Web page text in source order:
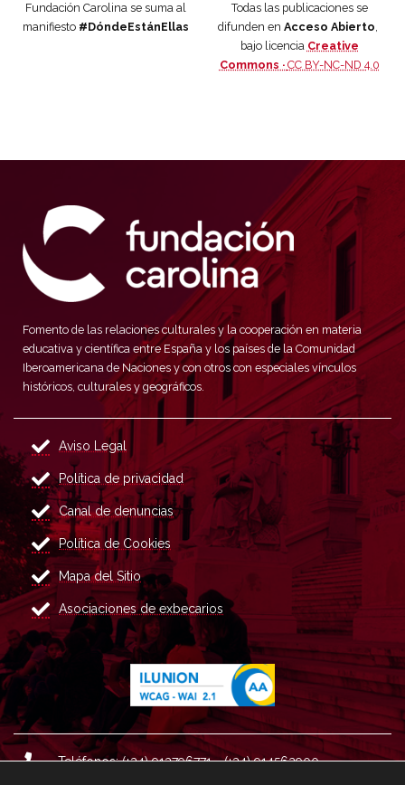
Fundación Carolina se suma al
manifiesto #DóndeEstánEllas
Todas las publicaciones se
difunden en Acceso Abierto,
bajo licencia Creative
Commons · CC BY-NC-ND 4.0
Fomento de las relaciones culturales y la cooperación en materia
educativa y científica entre España y los países de la Comunidad
Iberoamericana de Naciones y con otros con especiales vínculos
históricos, culturales y geográficos.
Aviso Legal
Política de privacidad
Canal de denuncias
Política de Cookies
Mapa del Sitio
Asociaciones de exbecarios
Teléfonos: (+34) 913796771 - (+34) 914562900